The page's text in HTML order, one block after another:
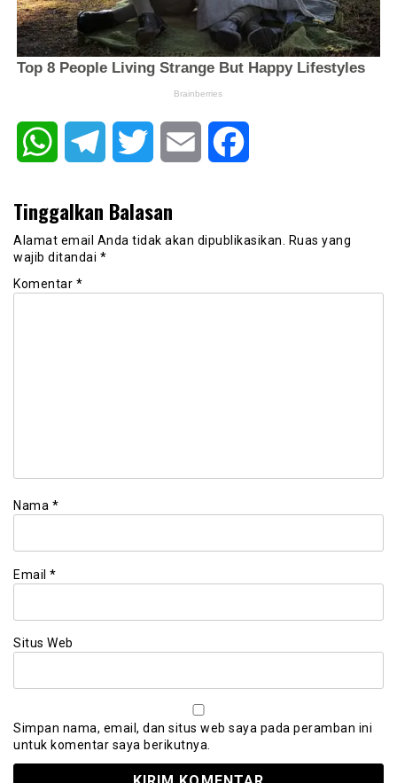
WhatsAppTelegram Twitter Email
Tinggalkan Balasan
Alamat email Anda tidak akan dipublikasikan.
Ruas yang
wajib ditandai *
Komentar *
Nama *
Email *
Situs Web
Simpan nama, email, dan situs web saya pada peramban ini
untuk komentar saya berikutnya.